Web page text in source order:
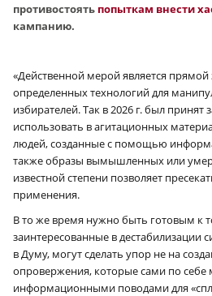
противостоять попыткам внести
кампанию.
«Действенной мерой является прямой
определенных технологий для
избирателей. Так в 2026 г. был
использовать в агитационных
людей, созданные с помощью
также образы вымышленных или
известной степени позволяет
применения.
В то же время нужно быть готовым к
заинтересованные в дестабилизации
в Думу, могут сделать упор не на
опровержения, которые сами по себе
информационными поводами для